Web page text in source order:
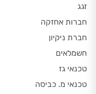
זגג
חברות אחזקה
חברת ניקיון
חשמלאים
טכנאי גז
טכנאי מ. כביסה